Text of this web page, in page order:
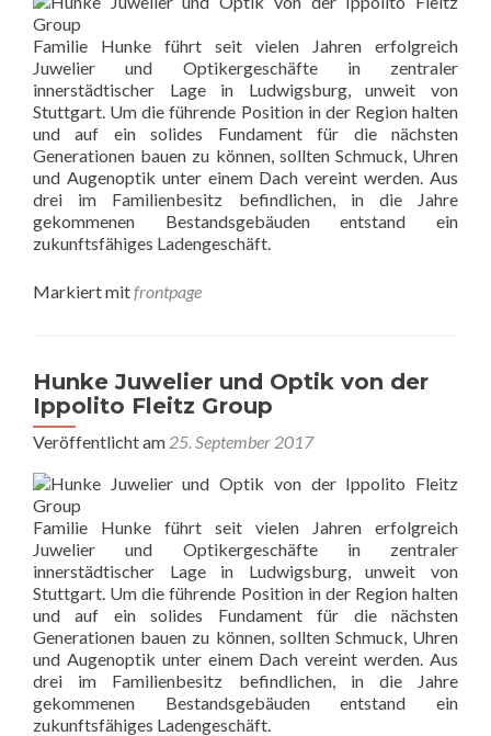
Familie Hunke führt seit vielen Jahren erfolgreich
Juwelier und Optikergeschäfte in zentraler
innerstädtischer Lage in Ludwigsburg, unweit von
Stuttgart. Um die führende Position in der Region halten
und auf ein solides Fundament für die nächsten
Generationen bauen zu können, sollten Schmuck, Uhren
und Augenoptik unter einem Dach vereint werden. Aus
drei im Familienbesitz befindlichen, in die Jahre
gekommenen Bestandsgebäuden entstand ein
zukunftsfähiges Ladengeschäft.
Markiert mitfrontpage
Hunke Juwelier und Optik von der
Ippolito Fleitz Group
Veröffentlicht am 25. September 2017
Familie Hunke führt seit vielen Jahren erfolgreich
Juwelier und Optikergeschäfte in zentraler
innerstädtischer Lage in Ludwigsburg, unweit von
Stuttgart. Um die führende Position in der Region halten
und auf ein solides Fundament für die nächsten
Generationen bauen zu können, sollten Schmuck, Uhren
und Augenoptik unter einem Dach vereint werden. Aus
drei im Familienbesitz befindlichen, in die Jahre
gekommenen Bestandsgebäuden entstand ein
zukunftsfähiges Ladengeschäft.